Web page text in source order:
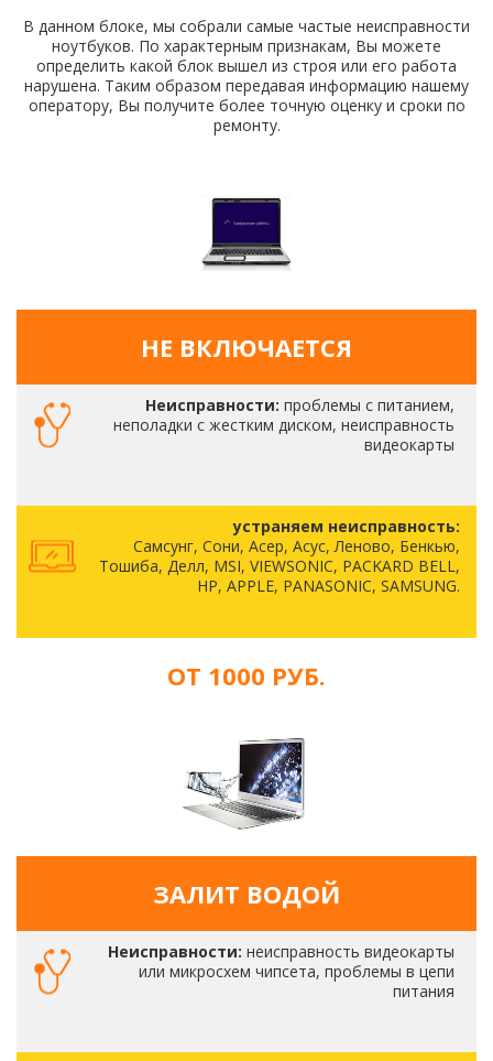
В данном блоке, мы собрали самые частые неисправности
ноутбуков. По характерным признакам, Вы можете
определить какой блок вышел из строя или его работа
нарушена. Таким образом передавая информацию нашему
оператору, Вы получите более точную оценку и сроки по
ремонту.
НЕ ВКЛЮЧАЕТСЯ
Неисправности: проблемы с питанием,
неполадки с жестким диском, неисправность
видеокарты
устраняем неисправность:
Самсунг, Сони, Асер, Асус, Леново, Бенкью,
Тошиба, Делл, MSI, VIEWSONIC, PACKARD BELL,
HP, APPLE, PANASONIC, SAMSUNG.
ОТ 1000 РУБ.
ЗАЛИТ ВОДОЙ
Неисправности: неисправность видеокарты
или микросхем чипсета, проблемы в цепи
питания